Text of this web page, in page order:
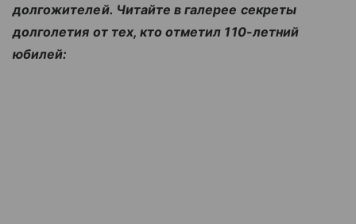
долгожителей. Читайте в галерее секреты
долголетия от тех, кто отметил 110-летний
юбилей: